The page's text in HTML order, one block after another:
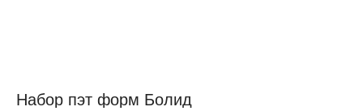
Набор пэт форм Болид